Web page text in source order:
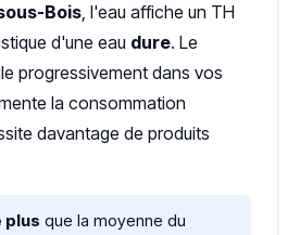
Bois, l'eau affiche un TH
d'une eau dure. Le
progressivement dans vos
la consommation
davantage de produits
plus que la moyenne du